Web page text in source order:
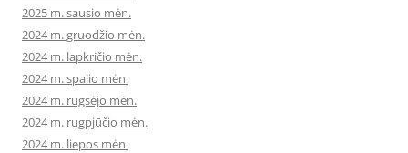
2025 m. sausio mėn.
2024 m. gruodžio mėn.
2024 m. lapkričio mėn.
2024 m. spalio mėn.
2024 m. rugsėjo mėn.
2024 m. rugpjūčio mėn.
2024 m. liepos mėn.